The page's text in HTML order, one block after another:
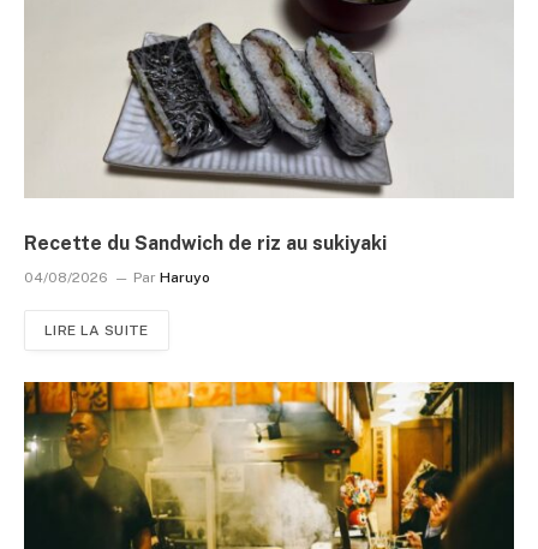
Recette du Sandwich de riz au sukiyaki
04/08/2026 Par Haruyo
LIRE LA SUITE